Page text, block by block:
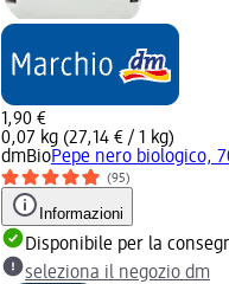
1,90 €
0,07 kg (27,14 € / 1 kg)
dmBioPepe nero biologico,
(95)
Informazioni
Disponibile per la
seleziona il negozio dm